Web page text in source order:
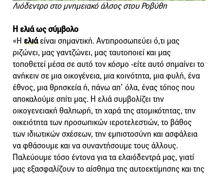
Λιόδεντρο στο μνημειακό άλσος στου Ροβύθη
Η ελιά ως σύμβολο
«Η ελιάείναι σημαντική. Αντιπροσωπεύει ό,τι μας
ριζώνει, μας γαντζώνει, μας ταυτοποιεί και μας
τοποθετεί μέσα σε αυτό τον κόσμο -είτε αυτό σημαίνει το
ανήκειν σε μια οικογένεια, μια κοινότητα, μια φυλή, ένα
έθνος, μια θρησκεία ή, πάνω απ’ όλα, ένας τόπος που
αποκαλούμε σπίτι μας. Η ελιά συμβολίζει την
οικογενειακή θαλπωρή, τη χαρά της ατομικότητας, την
οικειότητα των προσωπικών ιεροτελεστιών, το βάθος
των ιδιωτικών σχέσεων, την εμπιστοσύνη και ασφάλεια
να φθάσουμε και να συναντήσουμε τους άλλους.
Παλεύουμε τόσο έντονα για τα ελαιόδεντρά μας, γιατί
μας εξασφαλίζουν το αίσθημα της αυτοεκτίμησης και της